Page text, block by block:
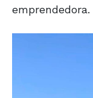
emprendedora.